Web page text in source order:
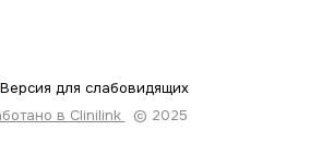
Версия для слабовидящих
в Clinilink
© 2025